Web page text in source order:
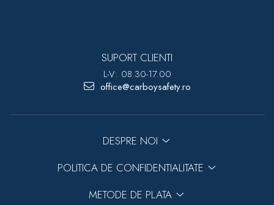
SUPORT CLIENTI
L-V: 08.30-17.00
office@carboysafety.ro
DESPRE NOI
POLITICA DE CONFIDENTIALITATE
METODE DE PLATA